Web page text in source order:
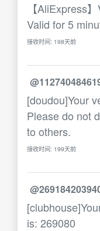
【AliExpress
Valid for 5
接收时间: 198天前
[doudou]Your
Please do not
to others.
接收时间: 199天前
is: 269080